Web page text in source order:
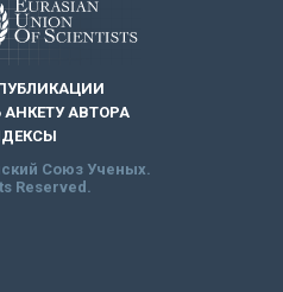
АВТОРА
Союз Ученых.
Reserved.